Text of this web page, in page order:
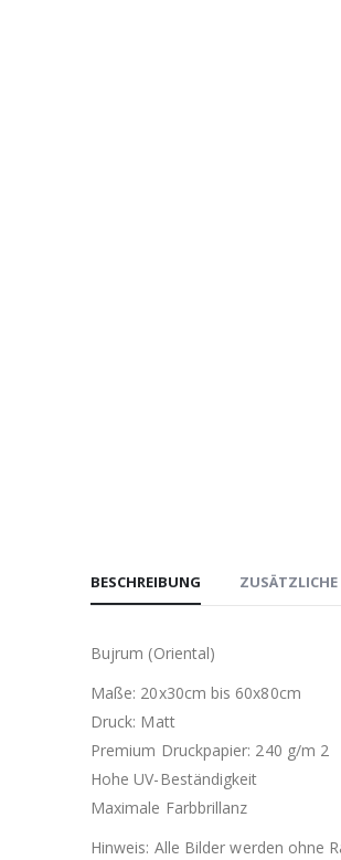
BESCHREIBUNG
Bujrum (Oriental)
Maße: 20x30cm bis 60x80cm
Druck: Matt
Premium Druckpapier: 240 g/m 2
Hohe UV-Beständigkeit
Maximale Farbbrillanz
Hinweis: Alle Bilder werden ohne